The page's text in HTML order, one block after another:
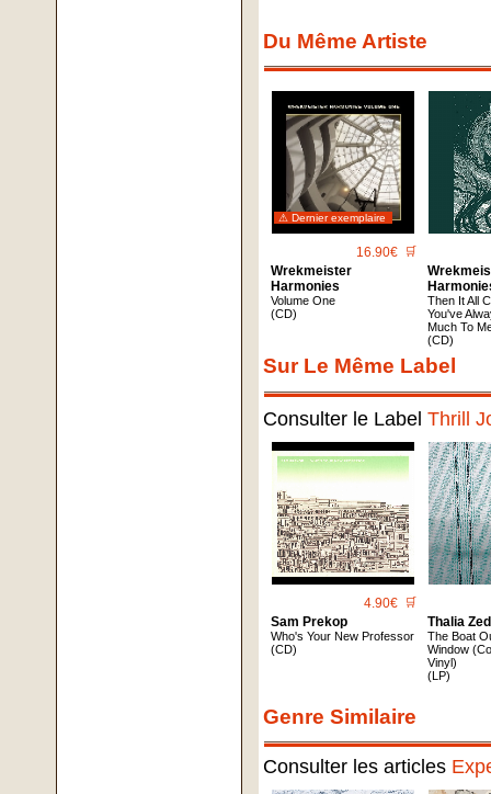
Du Même Artiste
⚠ Dernier exemplaire
16.90€ 🛒
Wrekmeister
Harmonies
Volume One
(CD)
Then It All
You've
Much To
(CD)
Sur Le Même Label
Consulter le LabelThrill
4.90€ 🛒
Sam Prekop
Who's Your New Professor
(CD)
Thalia
The Boat
Window
Vinyl)
(LP)
Genre Similaire
Consulter les articles